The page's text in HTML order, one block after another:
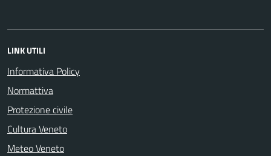
LINK UTILI
Informativa Policy
Normattiva
Protezione civile
Cultura Veneto
Meteo Veneto